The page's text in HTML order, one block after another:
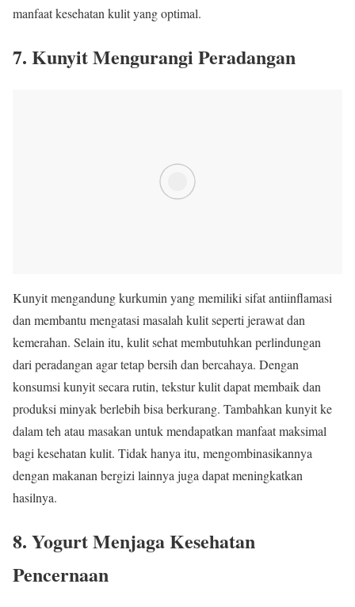
manfaat kesehatan kulit yang optimal.
7. Kunyit Mengurangi Peradangan
Kunyit mengandung kurkumin yang memiliki sifat antiinflamasi
dan membantu mengatasi masalah kulit seperti jerawat dan
kemerahan. Selain itu, kulit sehat membutuhkan perlindungan
dari peradangan agar tetap bersih dan bercahaya. Dengan
konsumsi kunyit secara rutin, tekstur kulit dapat membaik dan
produksi minyak berlebih bisa berkurang. Tambahkan kunyit ke
dalam teh atau masakan untuk mendapatkan manfaat maksimal
bagi kesehatan kulit. Tidak hanya itu, mengombinasikannya
dengan makanan bergizi lainnya juga dapat meningkatkan
hasilnya.
8. Yogurt Menjaga Kesehatan
Pencernaan